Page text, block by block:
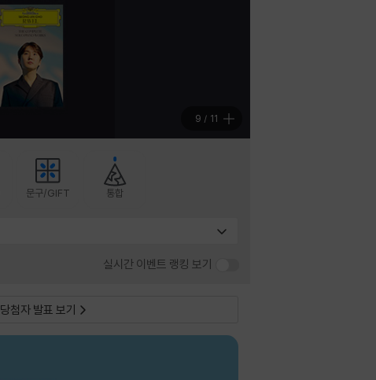
9 / 11
문구/GIFT 통합
실시간 이벤트 랭킹 보기
당첨자 발표 보기